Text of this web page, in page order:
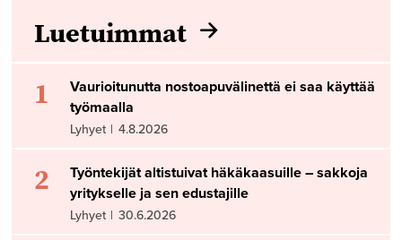
Luetuimmat
1
Vaurioitunutta nostoapuvälinettä ei saa käyttää
työmaalla
Lyhyet | 4.8.2026
2
Työntekijät altistuivat häkäkaasuille – sakkoja
yritykselle ja sen edustajille
Lyhyet | 30.6.2026